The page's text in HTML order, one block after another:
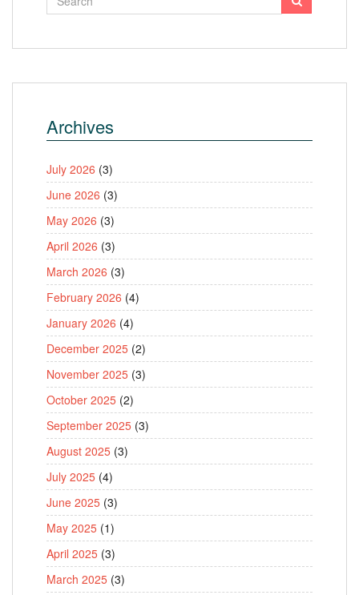
Archives
July 2026 (3)
June 2026 (3)
May 2026 (3)
April 2026 (3)
March 2026 (3)
February 2026 (4)
January 2026 (4)
December 2025 (2)
November 2025 (3)
October 2025 (2)
September 2025 (3)
August 2025 (3)
July 2025 (4)
June 2025 (3)
May 2025 (1)
April 2025 (3)
March 2025 (3)